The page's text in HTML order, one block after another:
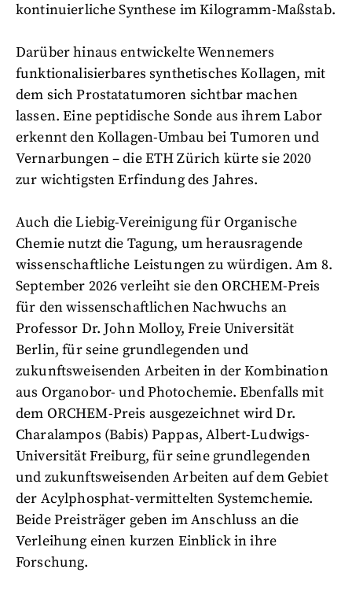
kontinuierliche Synthese im Kilogramm-Maßstab.
Darüber hinaus entwickelte Wennemers
funktionalisierbares synthetisches Kollagen, mit
dem sich Prostatatumoren sichtbar machen
lassen. Eine peptidische Sonde aus ihrem Labor
erkennt den Kollagen-Umbau bei Tumoren und
Vernarbungen – die ETH Zürich kürte sie 2020
zur wichtigsten Erfindung des Jahres.
Auch die Liebig-Vereinigung für Organische
Chemie nutzt die Tagung, um herausragende
wissenschaftliche Leistungen zu würdigen. Am 8.
September 2026 verleiht sie den ORCHEM-Preis
für den wissenschaftlichen Nachwuchs an
Professor Dr. John Molloy, Freie Universität
Berlin, für seine grundlegenden und
zukunftsweisenden Arbeiten in der Kombination
aus Organobor- und Photochemie. Ebenfalls mit
dem ORCHEM-Preis ausgezeichnet wird Dr.
Charalampos (Babis) Pappas, Albert-Ludwigs-
Universität Freiburg, für seine grundlegenden
und zukunftsweisenden Arbeiten auf dem Gebiet
der Acylphosphat-vermittelten Systemchemie.
Beide Preisträger geben im Anschluss an die
Verleihung einen kurzen Einblick in ihre
Forschung.